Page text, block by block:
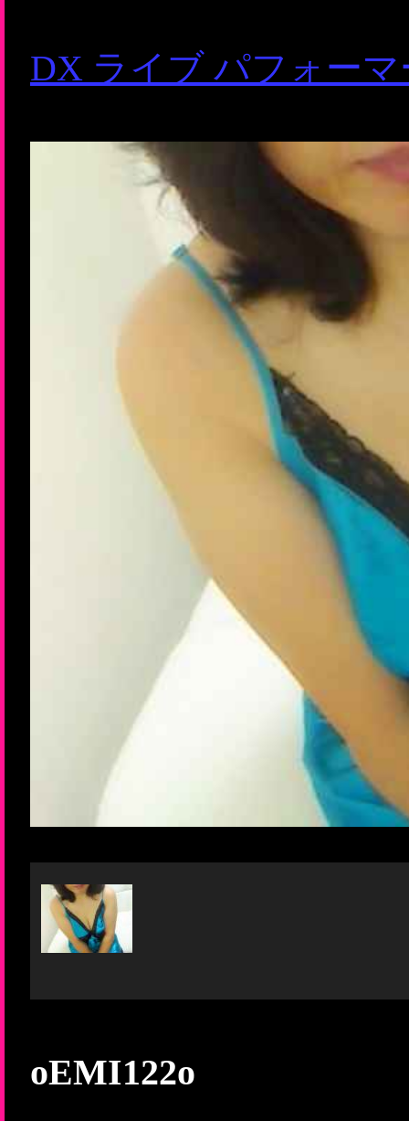
DX ライブ パフォー
oEMI122o